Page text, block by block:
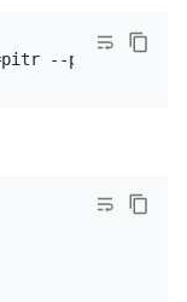
--pd= ${PD_IP}